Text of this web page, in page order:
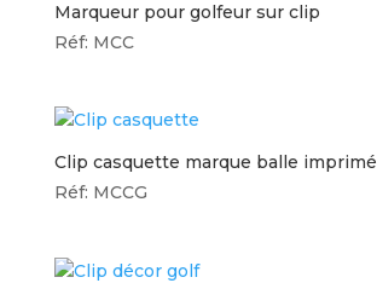
Marqueur pour golfeur sur clip
Réf: MCC
Clip casquette marque balle imprimé
Réf: MCCG